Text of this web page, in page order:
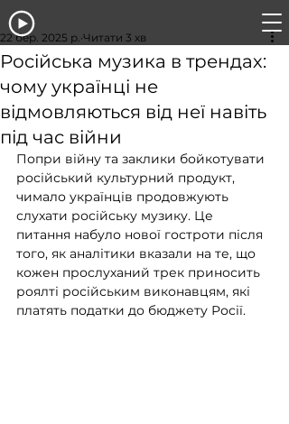
Російська музика в трендах:
чому українці не
відмовляються від неї навіть
під час війни
22 бер. 2025 р. Читати 3 хв
Попри війну та заклики бойкотувати
російський культурний продукт,
чимало українців продовжують
слухати російську музику. Це
питання набуло нової гостроти після
того, як аналітики вказали на те, що
кожен прослуханий трек приносить
роялті російським виконавцям, які
платять податки до бюджету Росії.